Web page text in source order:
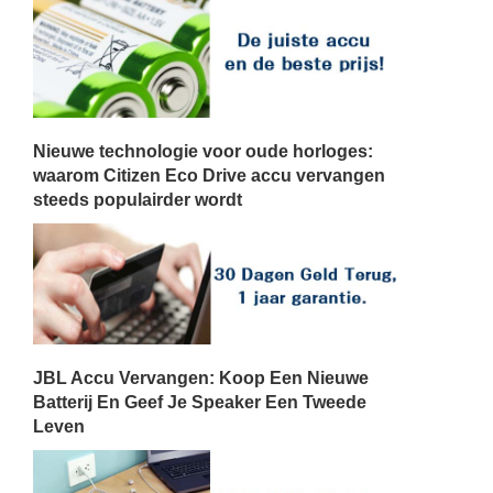
Nieuwe technologie voor oude horloges:
waarom Citizen Eco Drive accu vervangen
steeds populairder wordt
JBL Accu Vervangen: Koop Een Nieuwe
Batterij En Geef Je Speaker Een Tweede
Leven